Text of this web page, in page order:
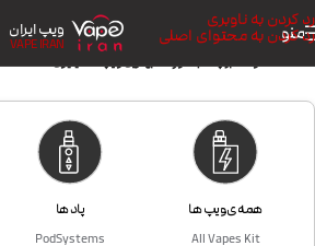
رد کردن به ناوبری
رد کردن به محتوای اصلی
منو ویپ ایران
VAPE IRAN
همه ی ویپ ها
All Vapes Kit
پاد ها
PodSystems